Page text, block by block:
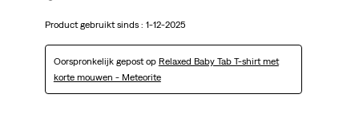
Product gebruikt sinds : 1-12-2025
Oorspronkelijk gepost op Relaxed Baby Tab T-shirt met
korte mouwen - Meteorite